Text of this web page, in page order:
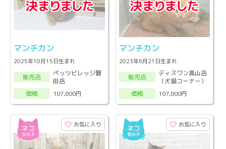
マンチカン
2025年10月15日生まれ
販売店
ペッツビレッジ磐
田店
価格
107,800円
マンチカン
2023年6月21日生まれ
販売店
ディスワン高山店
（犬猫コーナー）
価格
107,800円
お気に入り お気に入り